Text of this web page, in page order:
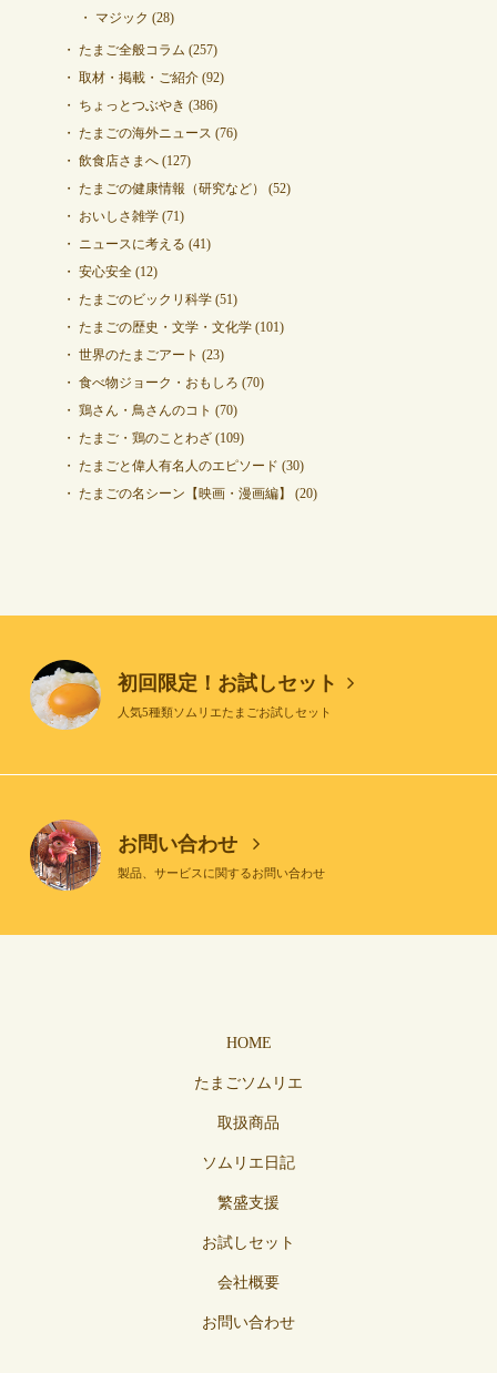
マジック (28)
たまご全般コラム (257)
取材・掲載・ご紹介(92)
ちょっとつぶやき (386)
たまごの海外ニュース (76)
飲食店さまへ(127)
たまごの健康情報（研究など）
(52)
おいしさ雑学(71)
ニュースに考える (41)
安心安全(12)
たまごのビックリ科学(51)
たまごの歴史・文学・文化学(101)
世界のたまごアート (23)
食べ物ジョーク・おもしろ (70)
鶏さん・鳥さんのコト (70)
たまご・鶏のことわざ(109)
たまごと偉人有名人のエピソード (30)
たまごの名シーン【映画・漫画編】
(20)
初回限定！お試しセット
人気5種類ソムリエたまごお試しセット
お問い合わせ
製品、サービスに関するお問い合わせ
HOME
たまごソムリエ
取扱商品
ソムリエ日記
繁盛支援
お試しセット
会社概要
お問い合わせ